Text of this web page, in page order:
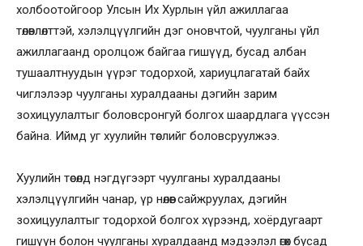
холбоотойгоор Улсын Их Хурлын үйл ажиллагаа
төлөвлөлттэй, хэлэлцүүлгийн дэг оновчтой, чуулганы үйл
ажиллагаанд оролцож байгаа гишүүд, бусад албан
тушаалтнуудын үүрэг тодорхой, хариуцлагатай байх
чиглэлээр чуулганы хуралдааны дэгийн зарим
зохицуулалтыг боловсронгуй болгох шаардлага үүссэн
байна. Иймд уг хуулийн төслийг боловсруулжээ.
Хуулийн төсөлд нэгдүгээрт чуулганы хуралдааны
хэлэлцүүлгийн чанар, үр нөлөөг сайжруулах, дэгийн
зохицуулалтыг тодорхой болгох хүрээнд, хоёрдугаарт
гишүүн болон чуулганы хуралдаанд мэдээлэл өгөх бусад